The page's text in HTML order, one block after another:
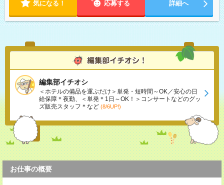
気になる！ 応募する 詳細へ
編集部イチオシ
＜ホテルの備品を運ぶだけ＞単発・短時間～OK／安心の日
給保障＊夜勤、＜単発＊1日～OK！＞コンサートなどのグッ
ズ販売スタッフ＊など (8/6UP!)
お仕事の概要